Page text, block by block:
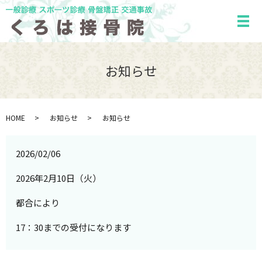
メ
お知らせ
HOME お知らせ お知らせ
2026/02/06
2026年2月10日（火）
都合により
17：30までの受付になります